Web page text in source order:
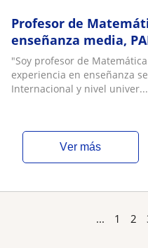
Profesor de
enseñanza media,
"Soy profesor de
experiencia en enseñanza
Internacional y nivel univer...
ver más
... 1 2